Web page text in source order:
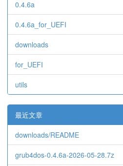
0.4.6a
0.4.6a_for_UEFI
downloads
for_UEFI
utils
最近文章
downloads/README
grub4dos-0.4.6a-2026-05-28.7z